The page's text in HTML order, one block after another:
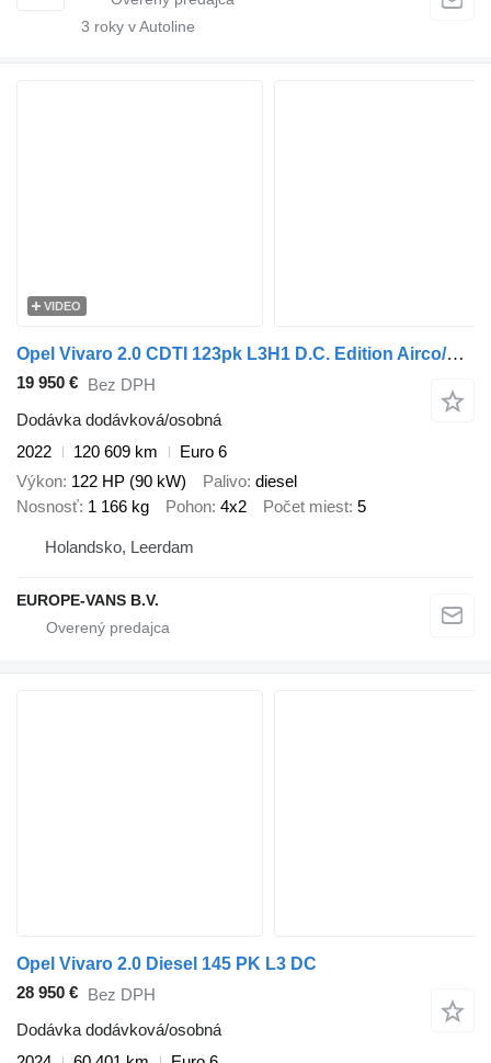
3 roky v Autoline
VIDEO
Opel Vivaro 2.0 CDTI 123pk L3H1 D.C. Edition Airco/Navi/Camera 05-202
19 950 € Bez DPH
Dodávka dodávková/osobná
2022
120 609 km
Euro 6
Výkon 122 HP (90 kW) Palivo diesel
Nosnosť 1 166 kg Pohon 4x2 Počet miest 5
Holandsko, Leerdam
EUROPE-VANS B.V.
Opel Vivaro 2.0 Diesel 145 PK L3 DC
28 950 € Bez DPH
Dodávka dodávková/osobná